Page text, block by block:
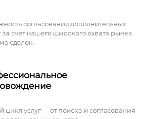
согласования дополнительных
за счет нашего широкого охвата рынка
сделок.
цикл услуг — от поиска и согласования